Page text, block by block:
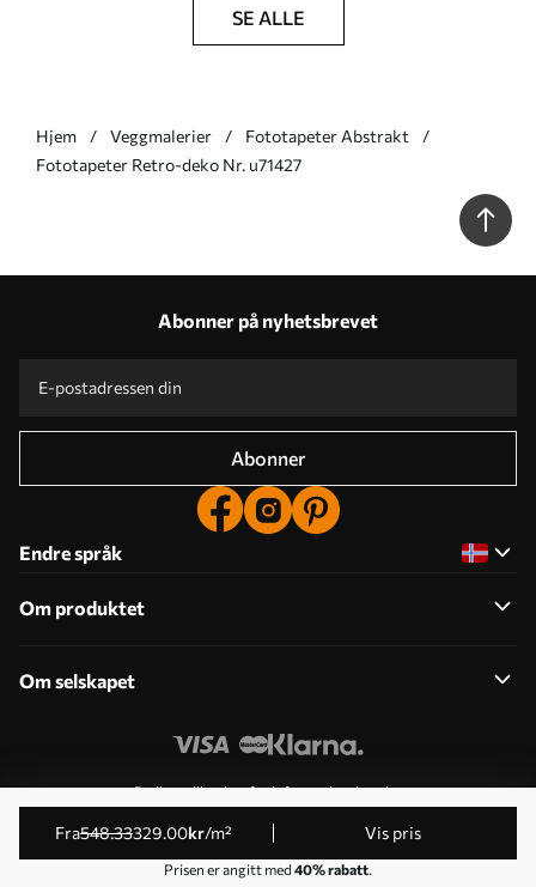
fra548.33329.00kr/m² Vis pris
Prisen er angitt med 40% rabatt.
SE ALLE
Hjem Veggmalerier
Fototapeter Abstrakt
Fototapeter Retro-deko Nr. u71427
Abonner på nyhetsbrevet
Abonner
Endre språk
Om produktet
Om selskapet
Rediger tillatelser for informasjonskapsler
© 2011-2026 Uwalls . Alle rettigheter forbeholdt. Drives av